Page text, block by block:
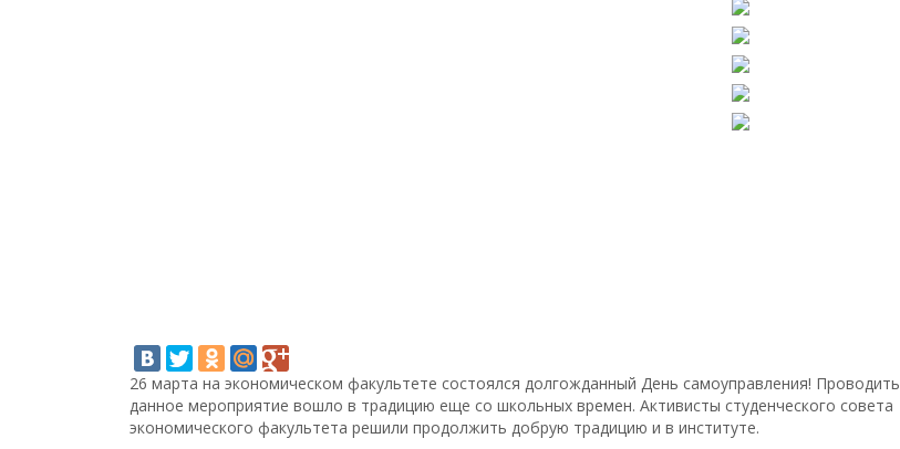
26 марта на экономическом факультете состоялся долгожданный День самоуправления! Проводить
данное мероприятие вошло в традицию еще со школьных времен. Активисты студенческого совета
экономического факультета решили продолжить добрую традицию и в институте.